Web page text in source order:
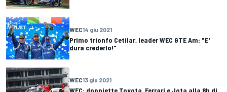
WEC14 giu 2021
Primo trionfo Cetilar, leader WEC GTE Am: "E'
dura crederlo!"
WEC13 giu 2021
WEC: doppiette Toyota, Ferrari e Jota alla 8h di